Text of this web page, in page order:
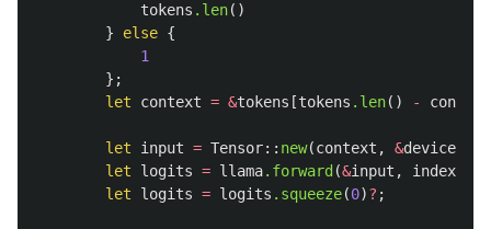
tokens .len()
}
else {
1
};
let
context = &tokens [tokens .len() -
let input = Tensor:: new(context , &device
let
logits = llama.forward (&input ,
index_pos
let
logits = logits .squeeze(0)? ;